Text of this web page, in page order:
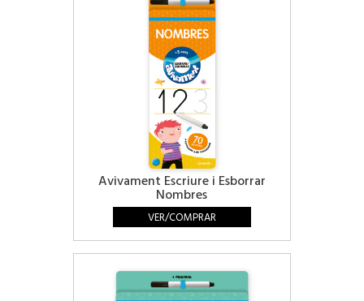
Avivament Escriure i Esborrar
Nombres
VER/COMPRAR